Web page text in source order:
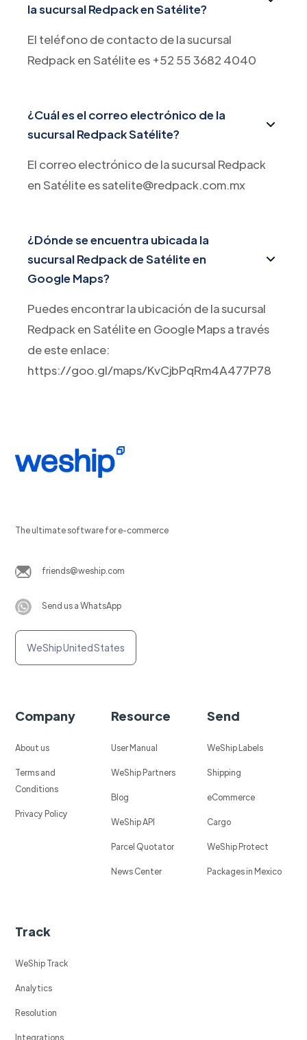
la sucursal Redpack en Satélite?
El teléfono de contacto de la sucursal
Redpack en Satélite es +52 55 3682 4040
¿Cuál es el correo electrónico de la
sucursal Redpack Satélite?
El correo electrónico de la sucursal Redpack
en Satélite es satelite@redpack.com.mx
¿Dónde se encuentra ubicada la
sucursal Redpack de Satélite en
Google Maps?
Puedes encontrar la ubicación de la sucursal
Redpack en Satélite en Google Maps a través
de este enlace:
https://goo.gl/maps/KvCjbPqRm4A477P78
The ultimate software for e-commerce
friends@weship.com
Send us a WhatsApp
WeShip United States
Company
About us
Terms and
Conditions
Privacy Policy
Resource
User Manual
WeShip Partners
Blog
WeShip API
Parcel Quotator
News Center
Send
WeShip Labels
Shipping
eCommerce
Cargo
WeShip Protect
Packages in Mexico
Track
WeShip Track
Analytics
Resolution
Integrations